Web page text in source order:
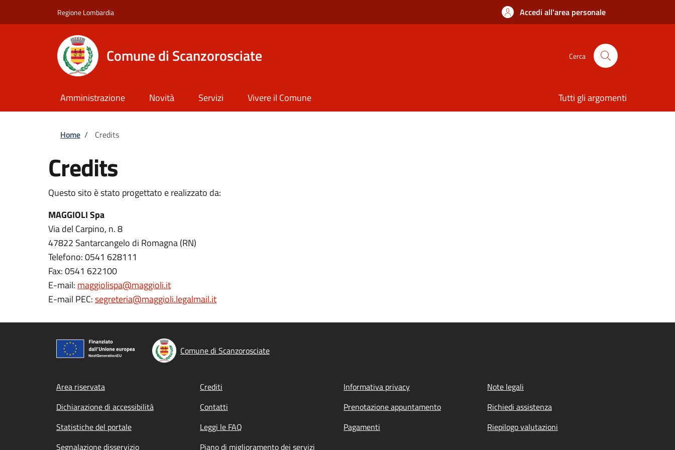
Regione Lombardia Accedi all'area personale
Comune di Scanzorosciate Cerca
Amministrazione Novità Servizi Vivere il Comune Tutti gli argomenti
Briciole di pane
Home / Credits
Credits
Questo sito è stato progettato e realizzato da:
MAGGIOLI Spa
Via del Carpino, n. 8
47822 Santarcangelo di Romagna (RN)
Telefono: 0541 628111
Fax: 0541 622100
E-mail: maggiolispa@maggioli.it
E-mail PEC:segreteria@maggioli.legalmail.it
Comune di Scanzorosciate
Footer menu
Area riservata Crediti Informativa privacy
Note legali
Dichiarazione di accessibilità
Contatti Prenotazione appuntamento
Richiedi assistenza
Statistiche del portale
Leggi le FAQ Pagamenti
Riepilogo valutazioni
Segnalazione disservizio
Piano di miglioramento dei servizi